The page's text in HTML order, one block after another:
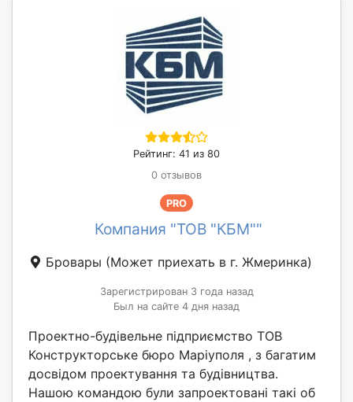
Рейтинг: 41 из 80
0 отзывов
PRO
Компания "ТОВ "КБМ""
Бровары (Может приехать в г. Жмеринка)
Зарегистрирован 3 года назад
Был на сайте 4 дня назад
Проектно-будівельне підприємство ТОВ
Конструкторське бюро Маріуполя , з багатим
досвідом проектування та будівництва.
Нашою командою були запроектовані такі об